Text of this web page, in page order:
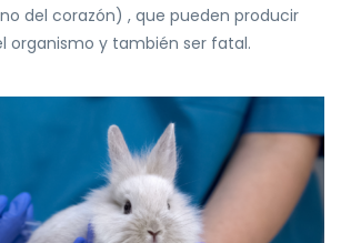
del corazón) , que pueden producir
organismo y también ser fatal.